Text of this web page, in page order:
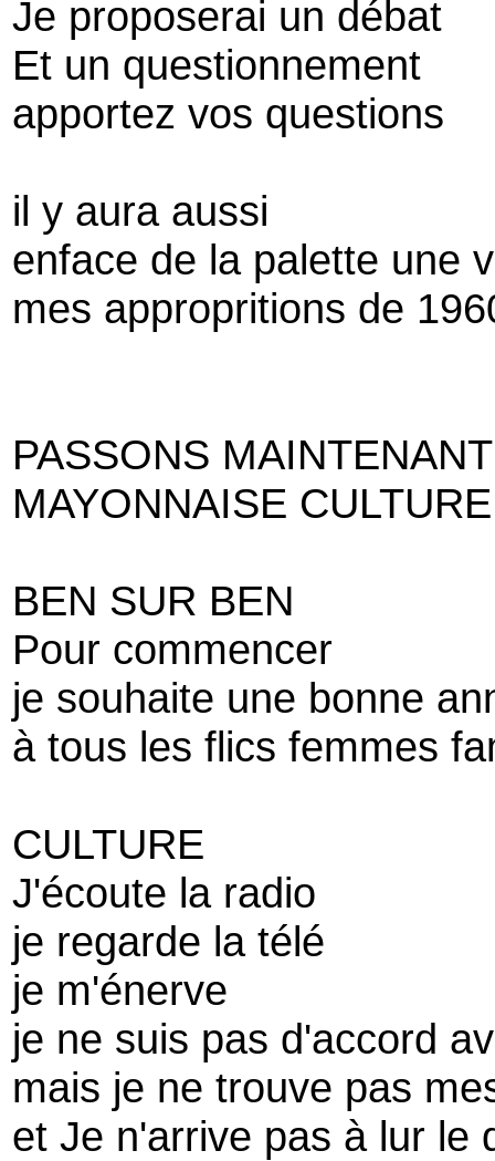
Je proposerai un débat
Et un questionnement
apportez vos questions
il y aura aussi
enface de la palette une
mes appropritions de
PASSONS
MAYONNAISE
BEN SUR BEN
Pour commencer
je souhaite une bonne
à tous les flics femmes
CULTURE
J'écoute la radio
je regarde la télé
je m'énerve
je ne suis pas d'accord
mais je ne trouve pas
et Je n'arrive pas à lur le